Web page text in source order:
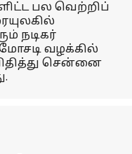
பல வெற்றிப்
நடிகர்
வழக்கில்
சென்னை